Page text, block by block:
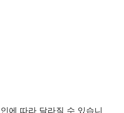
에 따라 달라질 수 있습니